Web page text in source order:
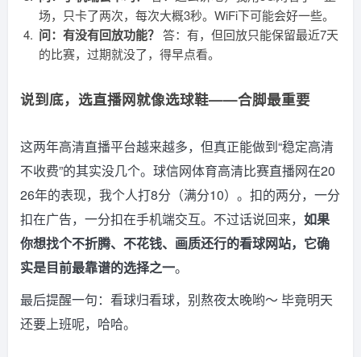
场，只卡了两次，每次大概3秒。WiFi下可能会好一些。
问：有没有回放功能？ 答：有，但回放只能保留最近7天
的比赛，过期就没了，得早点看。
说到底，选直播网就像选球鞋——合脚最重要
这两年高清直播平台越来越多，但真正能做到“稳定高清
不收费”的其实没几个。球信网体育高清比赛直播网在20
26年的表现，我个人打8分（满分10）。扣的两分，一分
扣在广告，一分扣在手机端交互。不过话说回来， 如果
你想找个不折腾、不花钱、画质还行的看球网站，它确
实是目前最靠谱的选择之一。
最后提醒一句：看球归看球，别熬夜太晚哟～ 毕竟明天
还要上班呢，哈哈。